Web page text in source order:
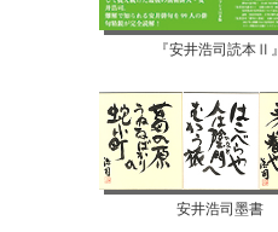
『安井浩司読本Ⅱ』
安井浩司墨書